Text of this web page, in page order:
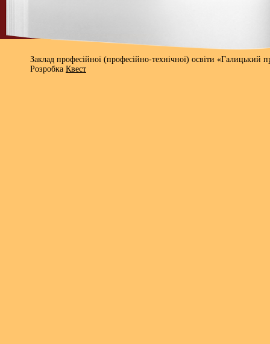
Заклад професійної (професійно-технічної) освіти
Розробка Квест